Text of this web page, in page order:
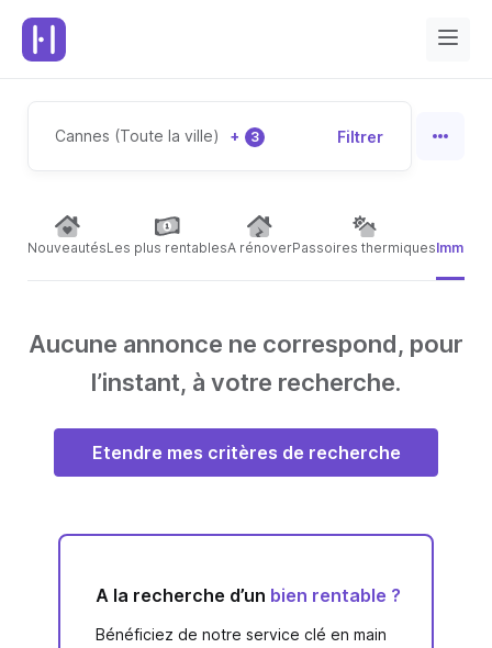
Cannes (Toute la ville) + 3 Filtrer
NouveautésLes plus rentablesA rénoverPassoires thermiques
Aucune annonce ne correspond, pour
l’instant, à votre recherche.
Etendre mes critères de recherche
A la recherche d’un bien rentable ?
Bénéficiez de notre service clé en main